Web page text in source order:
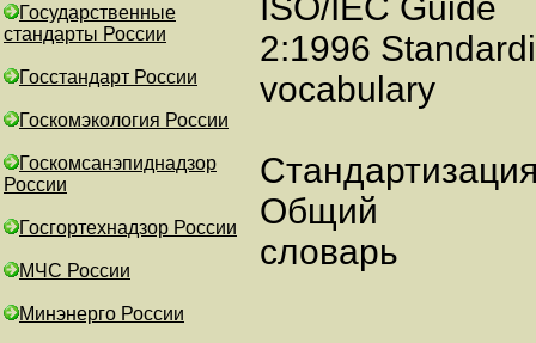
Государственные
стандарты России
Госстандарт России
Госкомэкология России
Госкомсанэпиднадзор
России
Госгортехнадзор России
МЧС России
Минэнерго России
2:1996
vocabulary
Общий
словарь